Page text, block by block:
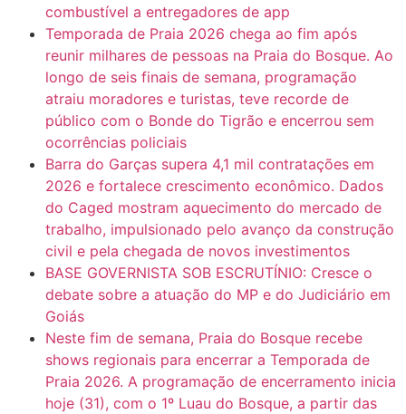
combustível a entregadores de app
Temporada de Praia 2026 chega ao fim após
reunir milhares de pessoas na Praia do Bosque. Ao
longo de seis finais de semana, programação
atraiu moradores e turistas, teve recorde de
público com o Bonde do Tigrão e encerrou sem
ocorrências policiais
Barra do Garças supera 4,1 mil contratações em
2026 e fortalece crescimento econômico. Dados
do Caged mostram aquecimento do mercado de
trabalho, impulsionado pelo avanço da construção
civil e pela chegada de novos investimentos
BASE GOVERNISTA SOB ESCRUTÍNIO: Cresce o
debate sobre a atuação do MP e do Judiciário em
Goiás
Neste fim de semana, Praia do Bosque recebe
shows regionais para encerrar a Temporada de
Praia 2026. A programação de encerramento inicia
hoje (31), com o 1º Luau do Bosque, a partir das